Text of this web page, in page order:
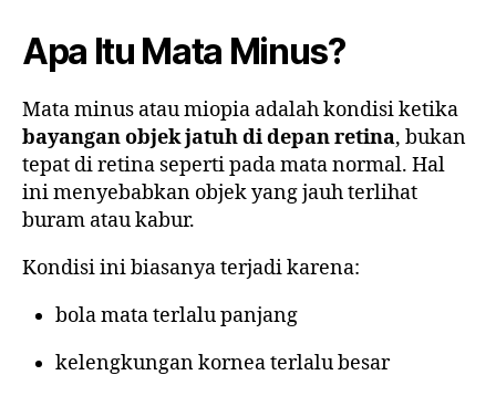
Apa Itu Mata Minus?
Mata minus atau miopia adalah kondisi ketika
bayangan objek jatuh di depan retina, bukan
tepat di retina seperti pada mata normal. Hal
ini menyebabkan objek yang jauh terlihat
buram atau kabur.
Kondisi ini biasanya terjadi karena:
bola mata terlalu panjang
kelengkungan kornea terlalu besar